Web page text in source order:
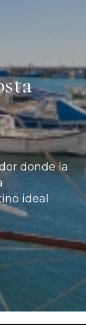
donde la
ideal